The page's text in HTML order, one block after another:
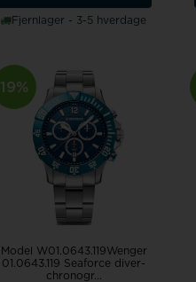
Fjernlager - 3-5 hverdage
19%
Model W01.0643.119Wenger
01.0643.119 Seaforce diver-
chronogr...